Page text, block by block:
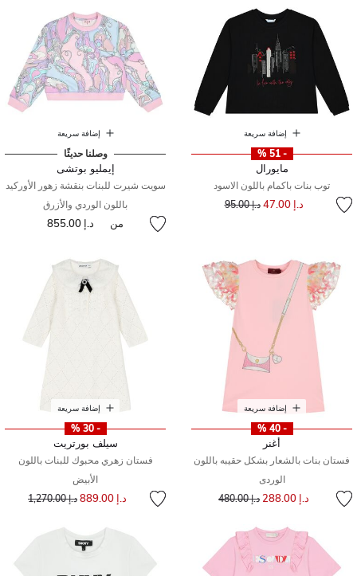
إضافة سريعة
- 51 %
مايورال
توب بنات باكمام باللون الاسود
د.إ 47.00 سعر مخفض مند.إ 95.00
إضافة سريعة
وصلنا حديثًا
إيمليو بوتشى
سويت شيرت للبنات بنقشة زهور الأوركيد
باللون الوردي والأزرق
من د.إ 855.00
إضافة سريعة
- 40 %
أغنر
فستان بنات بالشعار بشكل حقيبه باللون
الوردى
د.إ 288.00 سعر مخفض مند.إ 480.00
إضافة سريعة
- 30 %
سيلف بورتريت
فستان زهري محبوك للبنات باللون
الأبيض
د.إ 889.00 سعر مخفض من
د.إ 1,270.00 إلى